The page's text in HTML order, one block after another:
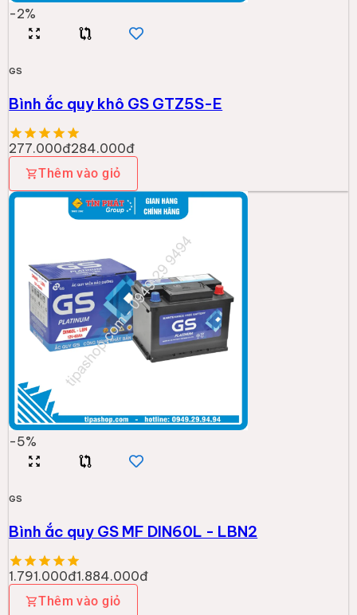
-2%
GS
Bình ắc quy khô GS GTZ5S-E
277.000đ284.000đ
Thêm vào giỏ
-5%
GS
Bình ắc quy GS MF DIN60L - LBN2
1.791.000đ1.884.000đ
Thêm vào giỏ